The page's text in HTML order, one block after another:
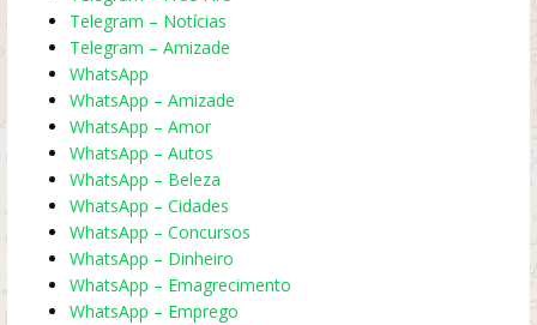
Telegram – Notícias
Telegram – Amizade
WhatsApp
WhatsApp – Amizade
WhatsApp – Amor
WhatsApp – Autos
WhatsApp – Beleza
WhatsApp – Cidades
WhatsApp – Concursos
WhatsApp – Dinheiro
WhatsApp – Emagrecimento
WhatsApp – Emprego